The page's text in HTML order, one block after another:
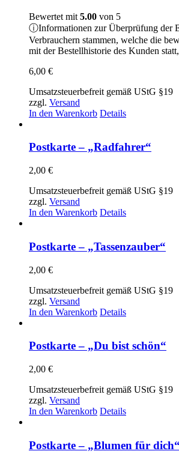
Bewertet mit 5.00 von 5
ⓘInformationen zur Überprüfung der
Verbrauchern stammen, welche die
mit der Bestellhistorie des Kunden
6,00 €
Umsatzsteuerbefreit gemäß UStG §19
zzgl. Versand
In den Warenkorb Details
Postkarte – „Radfahrer“
2,00 €
Umsatzsteuerbefreit gemäß UStG §19
zzgl. Versand
In den Warenkorb Details
Postkarte – „Tassenzauber“
2,00 €
Umsatzsteuerbefreit gemäß UStG §19
zzgl. Versand
In den Warenkorb Details
Postkarte – „Du bist schön“
2,00 €
Umsatzsteuerbefreit gemäß UStG §19
zzgl. Versand
In den Warenkorb Details
Postkarte – „Blumen für dich“